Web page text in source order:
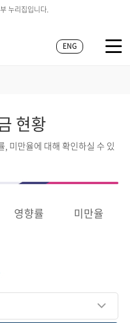
누리집입니다.
ENG
현황
, 미만율에 대해 확인하실 수 있
영향률 미만율